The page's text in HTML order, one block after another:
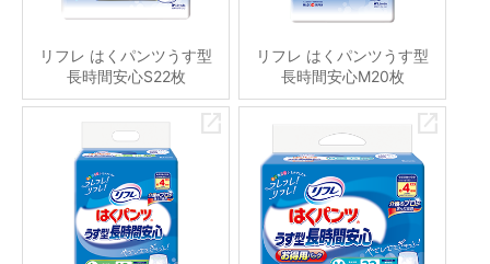
リフレ はくパンツうす型
長時間安心S22枚
リフレ はくパンツうす型
長時間安心M20枚